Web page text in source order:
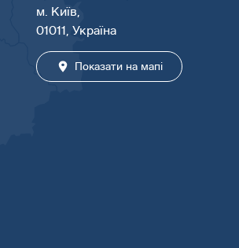
м. Київ,
01011, Україна
Показати на мапі